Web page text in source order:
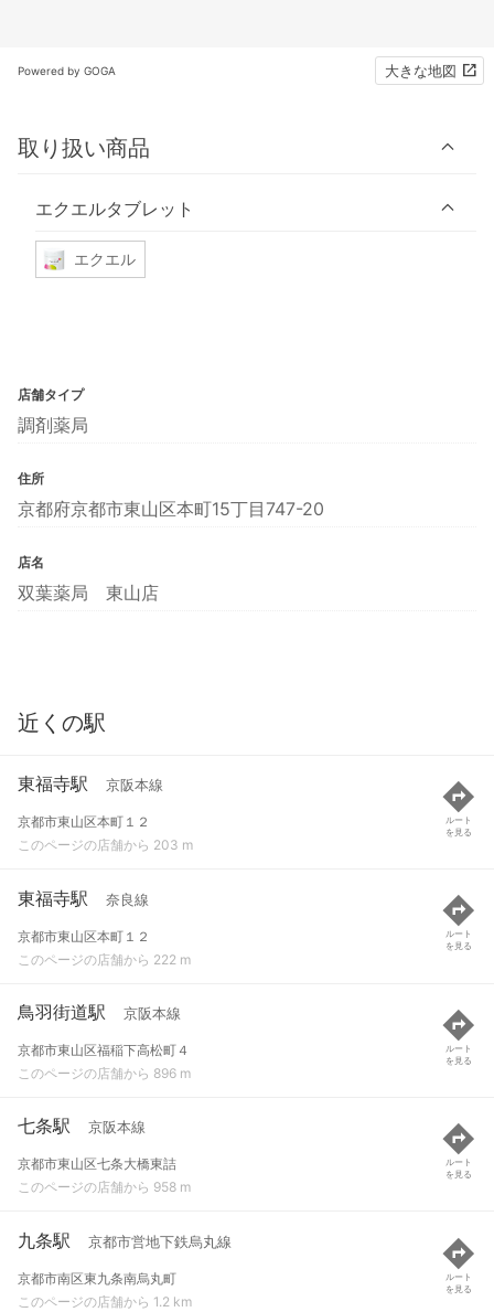
Powered by GOGA 大きな地図
取り扱い商品
エクエルタブレット
エクエル
店舗タイプ
調剤薬局
住所
京都府京都市東山区本町15丁目747-20
店名
双葉薬局 東山店
近くの駅
東福寺駅 京阪本線
京都市東山区本町１２
このページの店舗から 203 m
ルート
を見る
東福寺駅 奈良線
京都市東山区本町１２
このページの店舗から 222 m
ルート
を見る
鳥羽街道駅 京阪本線
京都市東山区福稲下高松町４
このページの店舗から 896 m
ルート
を見る
七条駅 京阪本線
京都市東山区七条大橋東詰
このページの店舗から 958 m
ルート
を見る
九条駅 京都市営地下鉄烏丸線
京都市南区東九条南烏丸町
このページの店舗から 1.2 km
ルート
を見る